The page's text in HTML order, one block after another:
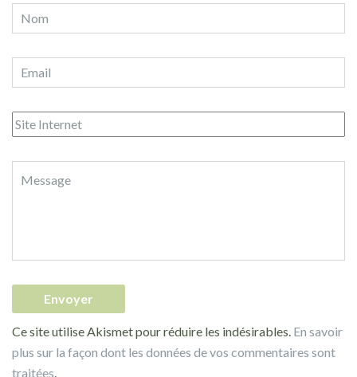
Ce site utilise Akismet pour réduire les indésirables. En savoir
plus sur la façon dont les données de vos commentaires sont
traitées